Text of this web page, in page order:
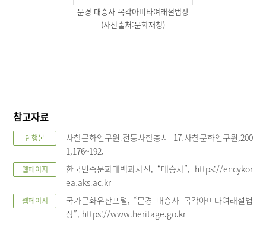
문경 대승사 목각아미타여래설법상
(사진출처:문화재청)
참고자료
단행본
사찰문화연구원.전통사찰총서 17.사찰문화연구원,200
1,176~192.
웹페이지
한국민족문화대백과사전, “대승사”, https://encykor
ea.aks.ac.kr
웹페이지
국가문화유산포털, “문경 대승사 목각아미타여래설법
상”, https://www.heritage.go.kr